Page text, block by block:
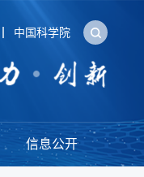
中国科学院
信息公开